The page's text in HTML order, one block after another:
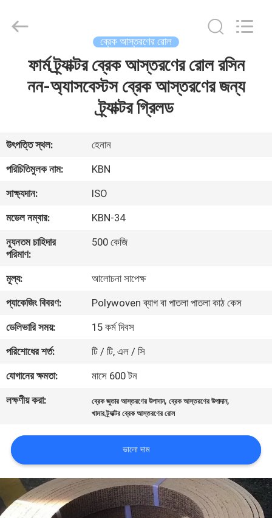
আমাদের
সম্পর্কে
কারখানা
ভ্রমণ
নিয়ন্ত্রণ
যোগাযোগ
করুন
উদ্ধৃতির
জন্য
সাইট
ম্যাপ
ব্রেক আস্তরণের রোল
ফার্ম ট্র্যাক্টর ব্রেক আস্তরণের রোল রসিন
নন-অ্যাসবেস্টস ব্রেক আস্তরণের জন্য
ট্র্যাক্টর গ্রিলড
উৎপত্তি স্থল:
হেনান
পরিচিতিমুলক নাম:
KBN
সাক্ষ্যদান:
ISO
মডেল নম্বার:
KBN-34
ন্যূনতম চাহিদার
পরিমাণ:
500 কেজি
মূল্য:
আলোচনা সাপেক্ষ
প্যাকেজিং বিবরণ:
Polywoven ব্যাগ বা পাতলা পাতলা কাঠ কেস
ডেলিভারি সময়:
15 কর্ম দিবস
পরিশোধের শর্ত:
টি / টি, এল / সি
যোগানের ক্ষমতা:
মাসে 600 টন
লক্ষণীয় করা:
ব্রেক জুতার আস্তরণের উপাদান,ব্রেক আস্তরণের উপাদান,
খামার ট্র্যাক্টর ব্রেক আস্তরণের রোল
ভালো দাম